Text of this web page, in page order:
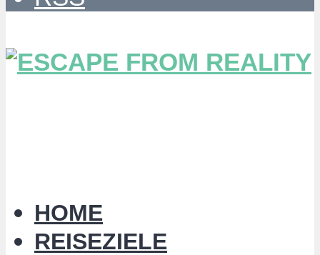
HOME
REISEZIELE